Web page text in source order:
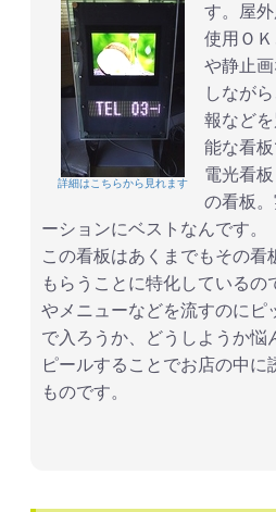
詳細はこちらから見れます
す。屋
使用Ｏ
や静止
しなが
報など
能な看
電光看
の看板
ーションにベストなんです。
この看板はあくまでもその看
もらうことに特化している
やメニューなどを流すのにピ
で入ろうか、どうしようか悩
ピールすることでお店の中
ものです。